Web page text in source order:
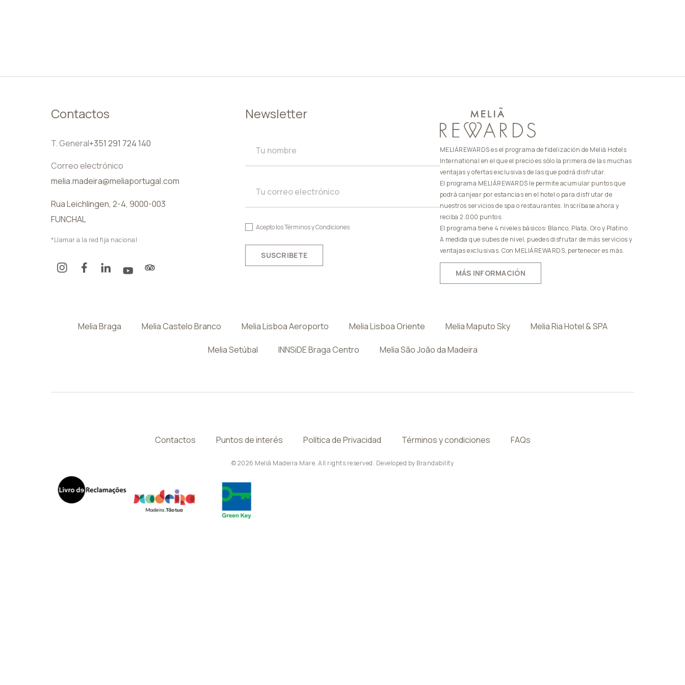
Contactos
T. General+351 291 724 140
Correo electrónico
melia.madeira@meliaportugal.com
Rua Leichlingen, 2-4, 9000-003
FUNCHAL
*Llamar a la red fija nacional
Newsletter
Acepto losTérminos y Condiciones
SUSCRIBETE
MELIÁREWARDS es el programa de fidelización de Meliá Hotels
International en el que el precio es sólo la primera de las muchas
ventajas y ofertas exclusivas de las que podrá disfrutar.
El programa MELIÁREWARDS le permite acumular puntos que
podrá canjear por estancias en el hotel o para disfrutar de
nuestros servicios de spa o restaurantes. Inscríbase ahora y
reciba 2.000 puntos.
El programa tiene 4 niveles básicos: Blanco, Plata, Oro y Platino.
A medida que subes de nivel, puedes disfrutar de más servicios y
ventajas exclusivas. Con MELIÁREWARDS, pertenecer es más.
MÁS INFORMACIÓN
Melia Braga Melia Castelo Branco Melia Lisboa Aeroporto Melia Lisboa Oriente Melia Maputo Sky Melia Ria Hotel & SPA
Melia Setúbal INNSiDE Braga Centro Melia São João da Madeira
Contactos Puntos de interés Política de Privacidad Términos y condiciones FAQs
© 2026 Meliã Madeira Mare. All rights reserved. Developed by Brandability